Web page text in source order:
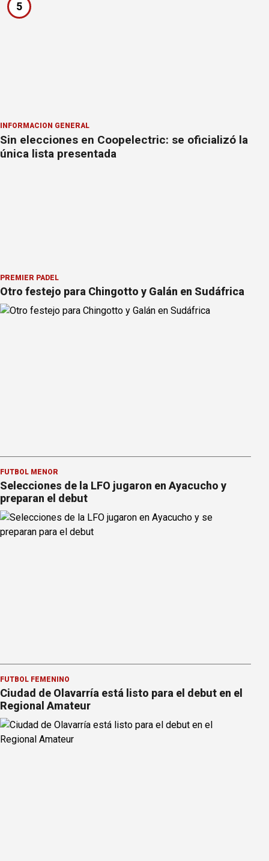
5
INFORMACION GENERAL
Sin elecciones en Coopelectric: se oficializó la
única lista presentada
PREMIER PÁDEL
Otro festejo para Chingotto y Galán en Sudáfrica
FÚTBOL MENOR
Selecciones de la LFO jugaron en Ayacucho y
preparan el debut
FÚTBOL FEMENINO
Ciudad de Olavarría está listo para el debut en el
Regional Amateur